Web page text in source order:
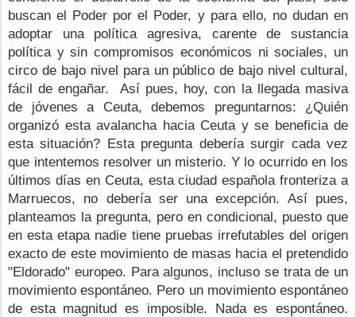
buscan el Poder por el Poder, y para ello, no dudan en
adoptar una política agresiva, carente de sustancia
política y sin compromisos económicos ni sociales, un
circo de bajo nivel para un público de bajo nivel cultural,
fácil de engañar.
Así pues, hoy, con la llegada masiva
de jóvenes a Ceuta, debemos preguntarnos: ¿Quién
organizó esta avalancha hacia Ceuta y se beneficia de
esta situación? Esta pregunta debería surgir cada vez
que intentemos resolver un misterio. Y lo ocurrido en los
últimos días en Ceuta, esta ciudad española fronteriza a
Marruecos, no debería ser una excepción. Así pues,
planteamos la pregunta, pero en condicional, puesto que
en esta etapa nadie tiene pruebas irrefutables del origen
exacto de este movimiento de masas hacia el pretendido
"Eldorado" europeo. Para algunos, incluso se trata de un
movimiento espontáneo. Pero un movimiento espontáneo
de esta magnitud es imposible. Nada es espontáneo.